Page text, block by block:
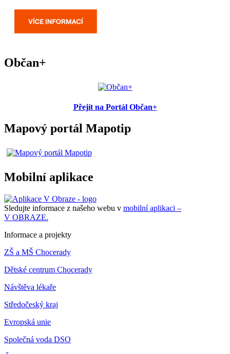
Občan+
Přejít na Portál Občan+
Mapový portál Mapotip
Mobilní aplikace
Sledujte informace z našeho webu v mobilní aplikaci –
V OBRAZE.
Informace a projekty
ZŠ a MŠ Chocerady
Dětské centrum Chocerady
Návštěva lékaře
Středočeský kraj
Evropská unie
Společná voda DSO